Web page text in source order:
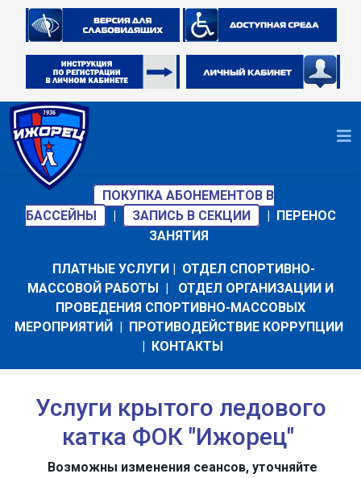
ПОКУПКА АБОНЕМЕНТОВ В
БАССЕЙНЫ
| ЗАПИСЬ В СЕКЦИИ | ПЕРЕНОС
ЗАНЯТИЯ
ПЛАТНЫЕ УСЛУГИ | ОТДЕЛ СПОРТИВНО-
МАССОВОЙ РАБОТЫ | ОТДЕЛ ОРГАНИЗАЦИИ И
ПРОВЕДЕНИЯ СПОРТИВНО-МАССОВЫХ
МЕРОПРИЯТИЙ | ПРОТИВОДЕЙСТВИЕ КОРРУПЦИИ
| КОНТАКТЫ
Услуги крытого ледового
катка ФОК "Ижорец"
Возможны изменения сеансов, уточняйте